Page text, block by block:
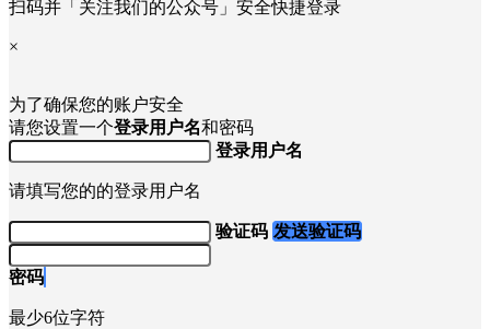
扫码并「关注我们的公众号」安全快捷登录
×
为了确保您的账户安全
请您设置一个登录用户名和密码
登录用户名
请填写您的的登录用户名
验证码 发送验证码
密码
最少6位字符